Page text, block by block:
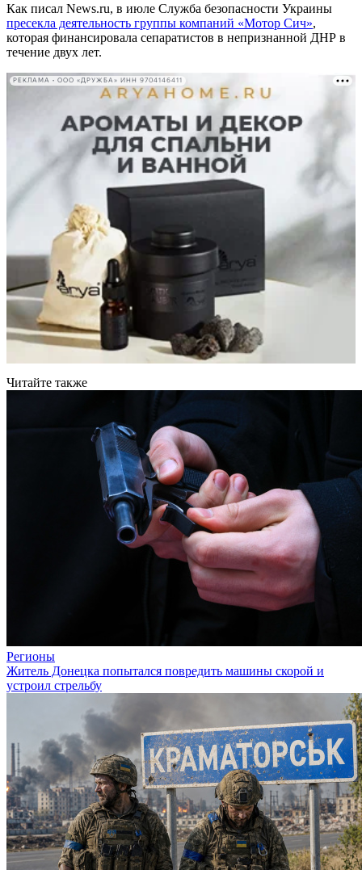
Как писал News.ru, в июле Служба безопасности Украины
пресекла деятельность группы компаний «Мотор Сич»,
которая финансировала сепаратистов в непризнанной ДНР в
течение двух лет.
РЕКЛАМА • ООО «ДРУЖБА» ИНН 9704146411
Читайте также
Регионы
Житель Донецка попытался повредить машины скорой и
устроил стрельбу